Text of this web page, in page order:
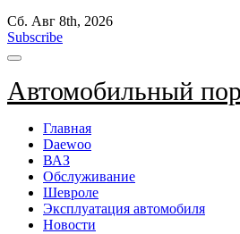
Сб. Авг 8th, 2026
Subscribe
Автомобильный
Главная
Daewoo
ВАЗ
Обслуживание
Шевроле
Эксплуатация автомобиля
Новости